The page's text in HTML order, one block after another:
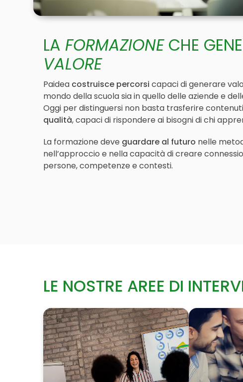
LA FORMAZIONECHE
VALORE
Paidea costruisce percorsi capaci di generare
mondo della scuola sia in quello delle aziende e
Oggi per distinguersi non basta trasferire
qualità, capaci di rispondere ai bisogni di chi
La formazione deve guardare al futuro nelle
nell’approccio e nella capacità di creare
persone, competenze e contesti.
LE NOSTRE AREE DI